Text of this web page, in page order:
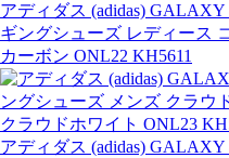
アディダス (adidas)
ギングシューズ レディース
カーボン ONL22 KH5611
アディダス (adidas)